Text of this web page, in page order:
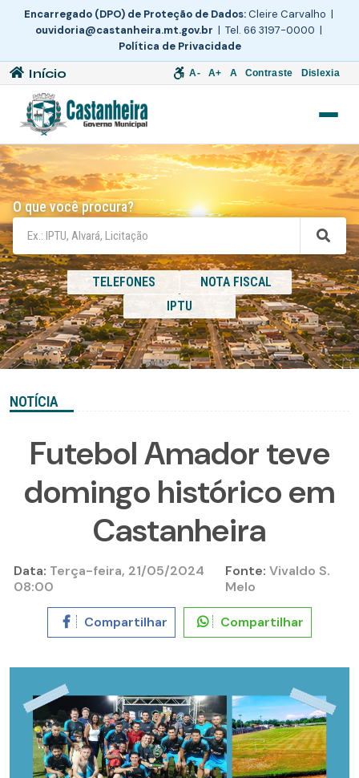
Encarregado (DPO) de Proteção de Dados:Cleire Carvalho |
ouvidoria@castanheira.mt.gov.br | Tel. 66 3197-0000 |
Política de Privacidade
Início A- A+ A Contraste Dislexia
O que você procura?
TELEFONES
NOTA FISCAL
IPTU
NOTÍCIA
Futebol Amador teve
domingo histórico em
Castanheira
Data: Terça-feira, 21/05/2024
08:00
Fonte: Vivaldo S.
Melo
Compartilhar Compartilhar